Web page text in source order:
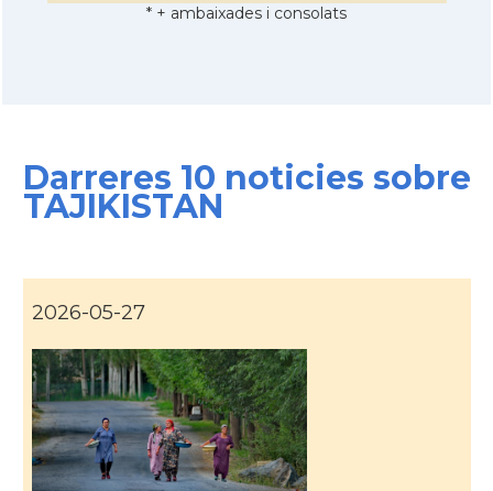
* + ambaixades i consolats
Darreres 10 noticies sobre
TAJIKISTAN
2026-05-27